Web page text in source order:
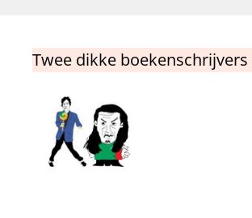
Twee dikke boekenschrijvers